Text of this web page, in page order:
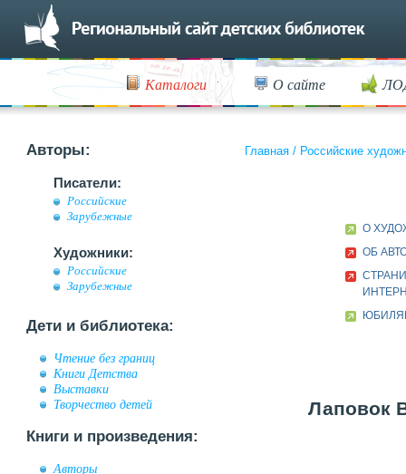
Каталоги О сайте
Авторы:
Писатели:
Российские
Зарубежные
Художники:
Российские
Зарубежные
Дети и библиотека:
Чтение без границ
Книги Детства
Выставки
Творчество детей
Книги и произведения:
Авторы
Главная / Российские
О
ОБ
Лаповок